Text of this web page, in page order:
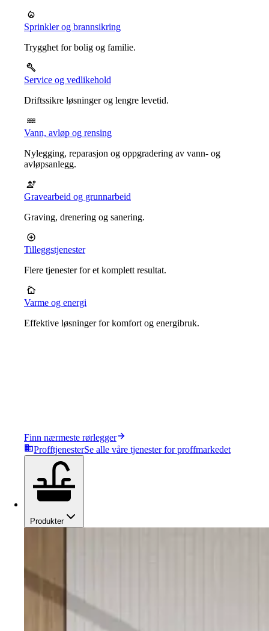
Sprinkler og brannsikring
Trygghet for bolig og familie.
Service og vedlikehold
Driftssikre løsninger og lengre levetid.
Vann, avløp og rensing
Nylegging, reparasjon og oppgradering av vann- og
avløpsanlegg.
Gravearbeid og grunnarbeid
Graving, drenering og sanering.
Tilleggstjenester
Flere tjenester for et komplett resultat.
Varme og energi
Effektive løsninger for komfort og energibruk.
Finn nærmeste rørlegger
ProfftjenesterSe alle våre tjenester for proffmarkedet
Produkter